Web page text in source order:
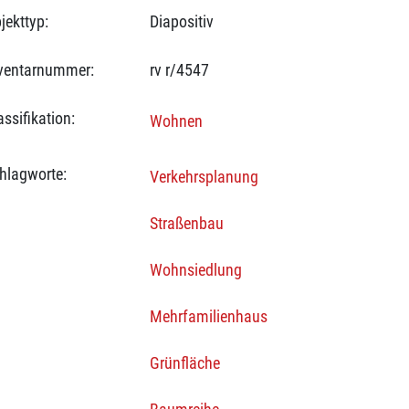
Diapositiv
rv r/4547
Wohnen
Verkehrsplanung
Straßenbau
Wohnsiedlung
Mehrfamilienhaus
Grünfläche